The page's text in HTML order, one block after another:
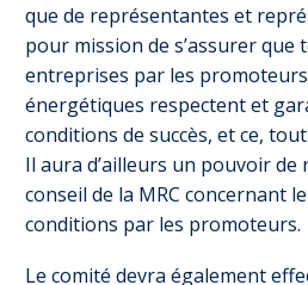
que de représentantes et
pour mission de s’assurer que
entreprises par les
énergétiques respectent et
conditions de succès, et ce,
Il aura d’ailleurs un pouvoir de
conseil de la MRC concernant
conditions par les promoteurs.
Le comité devra également